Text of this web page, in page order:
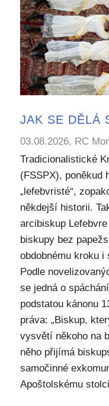
JAK SE DĚLÁ
03.08.2026, RC
Tradicionalistické
(FSSPX), poněkud
„lefebvristé“,
někdejší historii.
arcibiskup
biskupy bez
obdobnému kroku i
Podle
se jedná o
podstatou kánonu
práva: „Biskup,
vysvětí někoho na
něho přijímá
samočinné
Apoštolskému